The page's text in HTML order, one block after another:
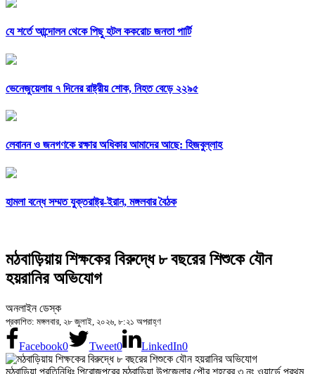
যে শর্তে আন্দোলন থেকে পিছু হটল ককরোচ জনতা পার্টি
ভেনেজুয়েলায় ৭ দিনের রাষ্ট্রীয় শোক, নিহত বেড়ে ২২৯৫
লেবানন ও জনগণকে রক্ষার অধিকার আমাদের আছে: হিজবুল্লাহ
হামলা বন্ধে সম্মত যুক্তরাষ্ট্র-ইরান, মঙ্গলবার বৈঠক
মঠবাড়িয়ায় শিক্ষকের বিরুদ্ধে ৮ বছরের শিশুকে যৌন
হয়রানির অভিযোগ
অনলাইন ডেস্ক
প্রকাশিত: মঙ্গলবার, ২৮ জুলাই, ২০২৬, ৮:২১ অপরাহ্ণ
Facebook0 Tweet0 LinkedIn0
মঠবাড়িয়া প্রতিনিধিঃ পিরোজপুরের মঠবাড়িয়া উপজেলার পৌর শহরের ৩ নং ওয়ার্ডে প্রথম